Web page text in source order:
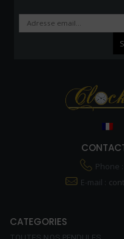
Phone
E-mail :
CATEGORIES